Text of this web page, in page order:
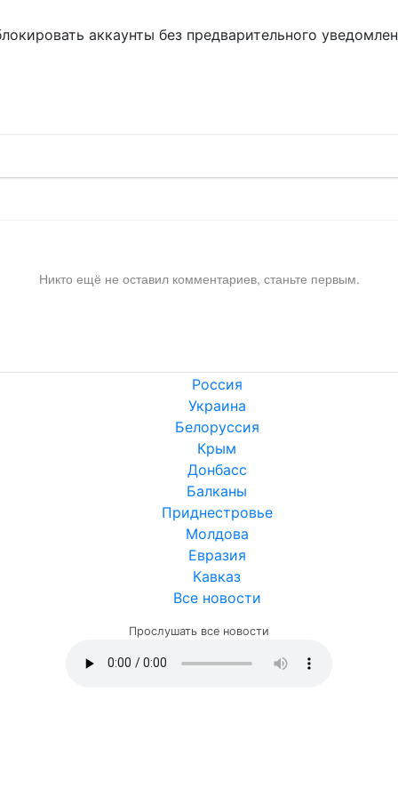
аккаунты без предварительного
Никто ещё не оставил комментариев, станьте первым.
Россия
Украина
Белоруссия
Крым
Донбасс
Балканы
Приднестровье
Молдова
Евразия
Кавказ
Все новости
Прослушать все новости